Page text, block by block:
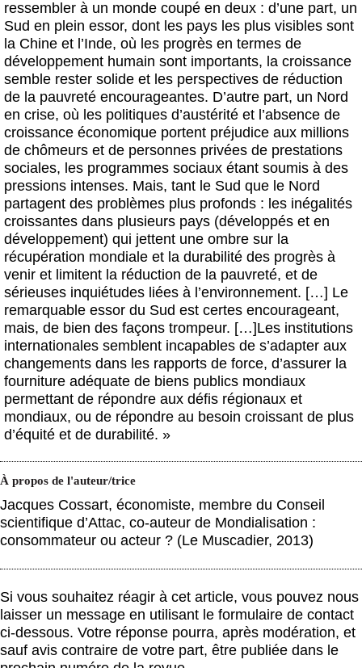
ressembler à un monde coupé en deux : d’une part, un
Sud en plein essor, dont les pays les plus visibles sont
la Chine et l’Inde, où les progrès en termes de
développement humain sont importants, la croissance
semble rester solide et les perspectives de réduction
de la pauvreté encourageantes. D’autre part, un Nord
en crise, où les politiques d’austérité et l’absence de
croissance économique portent préjudice aux millions
de chômeurs et de personnes privées de prestations
sociales, les programmes sociaux étant soumis à des
pressions intenses. Mais, tant le Sud que le Nord
partagent des problèmes plus profonds : les inégalités
croissantes dans plusieurs pays (développés et en
développement) qui jettent une ombre sur la
récupération mondiale et la durabilité des progrès à
venir et limitent la réduction de la pauvreté, et de
sérieuses inquiétudes liées à l’environnement. […] Le
remarquable essor du Sud est certes encourageant,
mais, de bien des façons trompeur. […]Les institutions
internationales semblent incapables de s’adapter aux
changements dans les rapports de force, d’assurer la
fourniture adéquate de biens publics mondiaux
permettant de répondre aux défis régionaux et
mondiaux, ou de répondre au besoin croissant de plus
d’équité et de durabilité. »
À propos de l'auteur/trice
Jacques Cossart, économiste, membre du Conseil
scientifique d’Attac, co-auteur de Mondialisation :
consommateur ou acteur ? (Le Muscadier, 2013)
Si vous souhaitez réagir à cet article, vous pouvez nous
laisser un message en utilisant le formulaire de contact
ci-dessous. Votre réponse pourra, après modération, et
sauf avis contraire de votre part, être publiée dans le